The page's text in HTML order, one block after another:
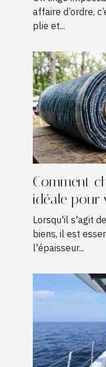
affaire d’ordre,
plie et...
Comment
idéale pour
protection ?
Lorsqu'il s'agit
biens, il est
l'épaisseur...